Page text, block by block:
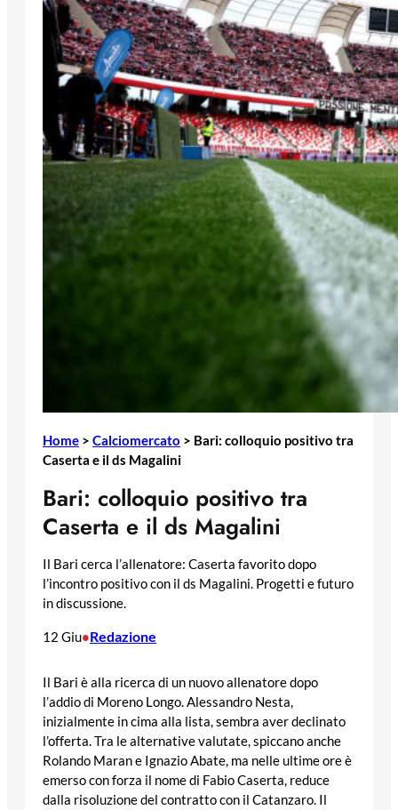
Home > Calciomercato > Bari: colloquio positivo tra
Caserta e il ds Magalini
Bari: colloquio positivo tra
Caserta e il ds Magalini
Il Bari cerca l’allenatore: Caserta favorito dopo
l’incontro positivo con il ds Magalini. Progetti e futuro
in discussione.
12 Giu•Redazione
Il Bari è alla ricerca di un nuovo allenatore dopo
l’addio di Moreno Longo. Alessandro Nesta,
inizialmente in cima alla lista, sembra aver declinato
l’offerta. Tra le alternative valutate, spiccano anche
Rolando Maran e Ignazio Abate, ma nelle ultime ore è
emerso con forza il nome di Fabio Caserta, reduce
dalla risoluzione del contratto con il Catanzaro. Il